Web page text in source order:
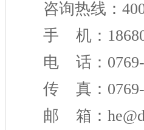
咨询热线：
手 机：
电 话：0769-
传 真：0769-
邮 箱：